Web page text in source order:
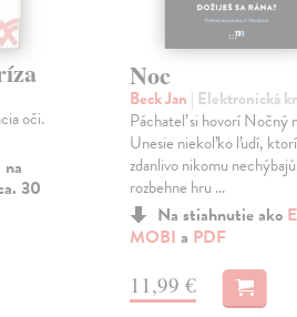
oči.
30
Noc
Beck Jan | Elektronická
Páchateľ si hovorí Nočný
Unesie niekoľko ľudí, ktorí
zdanlivo nikomu
rozbehne hru ...
Na stiahnutie ako
MOBI a PDF
11,99 €